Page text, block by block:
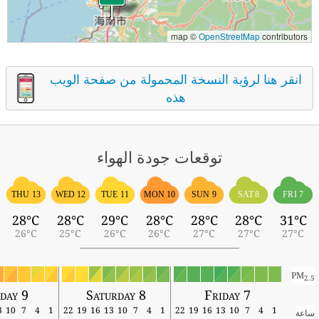
map ©OpenStreetMapcontributors
انقر هنا لرؤية النسخة المحمولة من صفحة الويب
هذه
توقعات جودة الهواء
FRI 7
31°C
27°C
SAT 8
28°C
27°C
SUN 9
28°C
27°C
MON 10
28°C
26°C
TUE 11
29°C
26°C
WED 12
28°C
25°C
THU 13
28°C
26°C
PM2.5
Friday 7
Saturday 8
9
ساعة 1
4
7
10
13
16
19
22
1
4
7
10
13
16
19
22
1
4
7
10